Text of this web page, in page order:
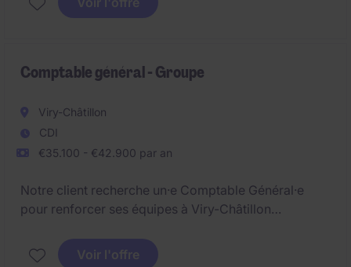
l'opportunité de participer à un projet majeur de
Comptable général - Groupe
Viry-Châtillon
CDI
€35.100 - €42.900 par an
Notre client recherche un·e Comptable Général·e
pour renforcer ses équipes à Viry-Châtillon
pilotage financier et à la fiabilité des comptes. Basé·e
Voir l'offre